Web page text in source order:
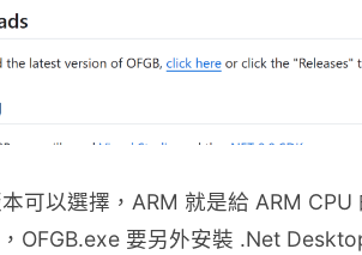
可以選擇，ARM 就是給 ARM
OFGB.exe 要另外安裝 .Net